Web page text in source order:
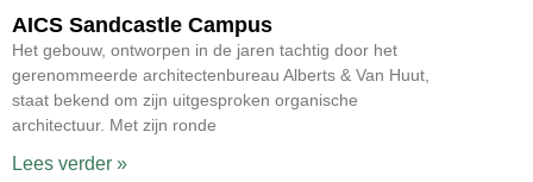
AICS Sandcastle Campus
Het gebouw, ontworpen in de jaren tachtig door het
gerenommeerde architectenbureau Alberts & Van Huut,
staat bekend om zijn uitgesproken organische
architectuur. Met zijn ronde
Lees verder »